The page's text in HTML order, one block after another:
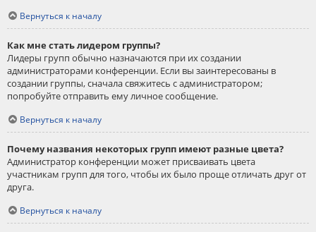
Вернуться к началу
Как мне стать лидером группы?
Лидеры групп обычно назначаются при их создании
администраторами конференции. Если вы заинтересованы в
создании группы, сначала свяжитесь с администратором;
попробуйте отправить ему личное сообщение.
Вернуться к началу
Почему названия некоторых групп имеют разные цвета?
Администратор конференции может присваивать цвета
участникам групп для того, чтобы их было проще отличать друг от
друга.
Вернуться к началу